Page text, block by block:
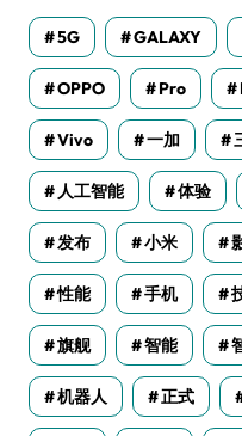
5G GALAXY
OPPO Pro
Vivo 一加
人工智能 体验
发布 小米
性能 手机
旗舰 智能
机器人 正式